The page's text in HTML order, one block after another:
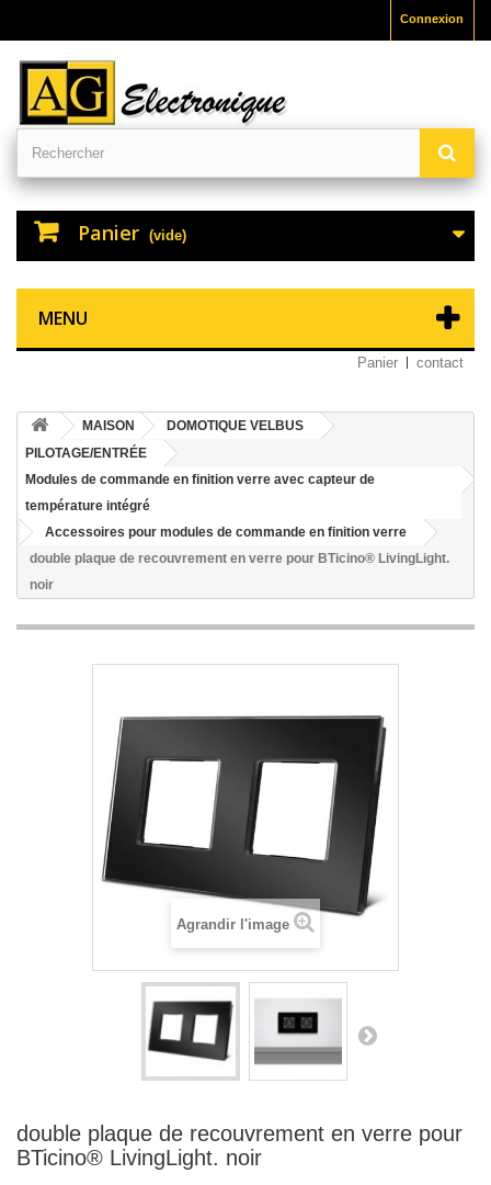
Connexion
Panier (vide)
MENU
Panier contact
MAISON
DOMOTIQUE VELBUS
PILOTAGE/ENTRÉE
Modules de commande en finition verre avec capteur de
température intégré
Accessoires pour modules de commande en finition verre
double plaque de recouvrement en verre pour BTicino® LivingLight.
noir
Agrandir l'image
double plaque de recouvrement en verre pour
BTicino® LivingLight. noir